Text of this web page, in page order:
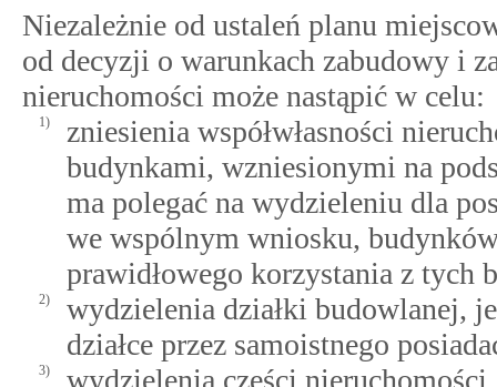
Niezależnie od ustaleń planu
od decyzji o warunkach zabudowy i
nieruchomości może nastąpić w celu:
1)
zniesienia współwłasności
budynkami, wzniesionymi na
ma polegać na wydzieleniu dla
we wspólnym wniosku,
prawidłowego korzystania z tych
2)
wydzielenia działki budowlanej,
działce przez samoistnego
3) wydzielenia części